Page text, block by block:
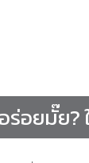
อยมั๊ย?